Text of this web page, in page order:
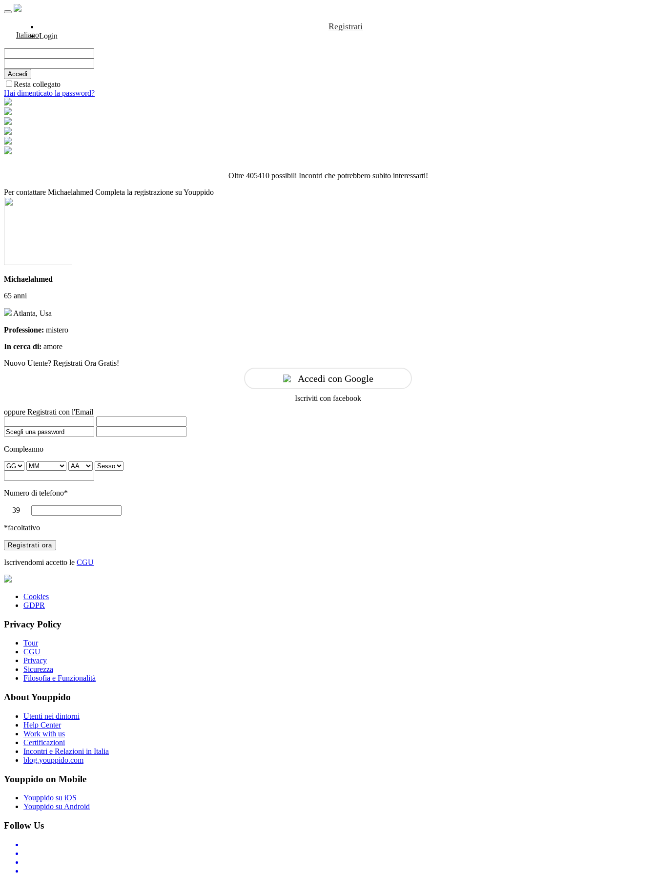
Italiano
Registrati
Login
Resta collegato
Hai dimenticato la password?
Oltre 405410 possibili Incontri che potrebbero subito interessarti!
Per contattare Michaelahmed Completa la registrazione su Youppido
Michaelahmed
65 anni
Atlanta, Usa
Professione: mistero
In cerca di: amore
Nuovo Utente? Registrati Ora Gratis!
Accedi con Google
Iscriviti con facebook
oppure Registrati con l'Email
Compleanno
Numero di telefono*
+39
*facoltativo
Iscrivendomi accetto le CGU
Cookies
GDPR
Privacy Policy
Tour
CGU
Privacy
Sicurezza
Filosofia e Funzionalità
About Youppido
Utenti nei dintorni
Help Center
Work with us
Certificazioni
Incontri e Relazioni in Italia
blog.youppido.com
Youppido on Mobile
Youppido su iOS
Youppido su Android
Follow Us